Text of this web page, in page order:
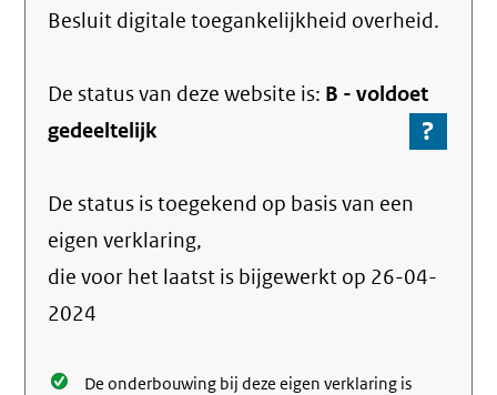
Besluit digitale toegankelijkheid overheid.
De status van dezewebsite is: B -voldoet
gedeeltelijk
?
Ga
over
De status is toegekend op basis van een
eigen verklaring,
die voor het laatst is bijgewerkt op 26-04-
2024
De onderbouwing bij deze eigen verklaring is